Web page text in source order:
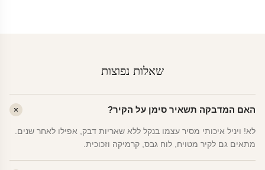
שאלות נפוצות
האם המדבקה תשאיר סימן על הקיר?
לא! ויניל איכותי מסיר עצמו בנקל ללא שאריות דבק, אפילו לאחר שנים.
מתאים גם לקיר מטויח, לוח גבס, קרמיקה וזכוכית.